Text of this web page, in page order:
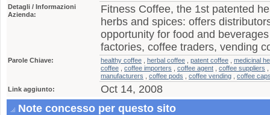
Detagli / Informazioni
Azienda:
Fitness Coffee, the 1st patented
herbs and spices: offers
opportunity for food and
factories, coffee traders, vending
Parole Chiave: healthy coffee herbal coffee patent coffee
medicinal
coffee
coffee importers coffee agent coffee suppliers
manufacturers
coffee pods coffee vending
coffee
Link aggiunto:
Oct 14, 2008
Note concesso per questo sito